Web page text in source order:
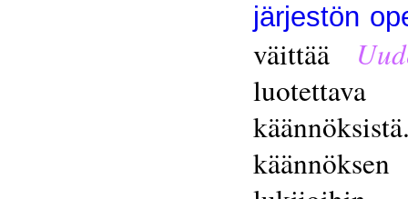
järjestön
väittää